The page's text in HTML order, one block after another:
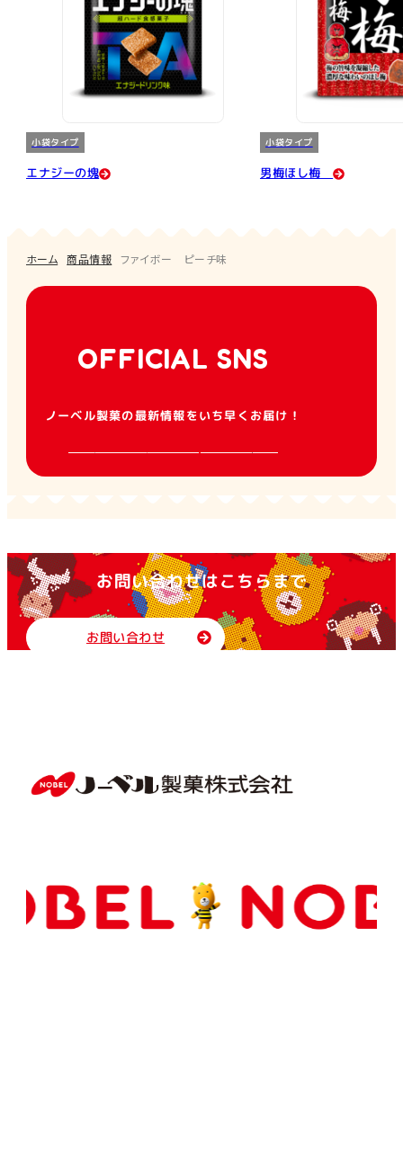
小袋タイプ
エナジーの塊
小袋タイプ
男梅ほし梅
ホーム 商品情報 ファイボー ピーチ味
OFFICIAL SNS
ノーベル製菓の最新情報をいち早くお届け！
お問い合わせはこちらまで
お問い合わせ